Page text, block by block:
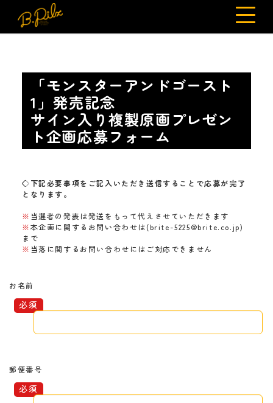
「モンスターアンドゴースト
1」発売記念
サイン入り複製原画プレゼン
ト企画応募フォーム
◇下記必要事項をご記入いただき送信することで応募が完了
となります。
※ 当選者の発表は発送をもって代えさせていただきます
※本企画に関するお問い合わせは(brite-5225@brite.co.jp)
まで
※ 当落に関するお問い合わせにはご対応できません
お名前
郵便番号